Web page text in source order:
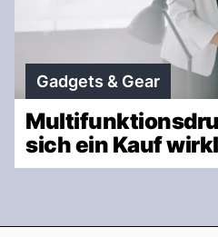
Gadgets & Gear
sich ein Kauf